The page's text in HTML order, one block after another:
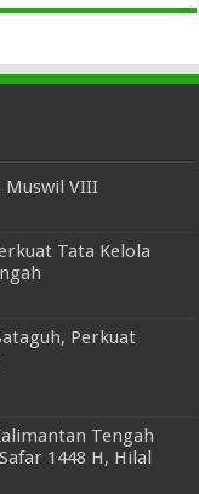
Muswil VIII
Tata Kelola
Perkuat
Tengah
1448 H, Hilal